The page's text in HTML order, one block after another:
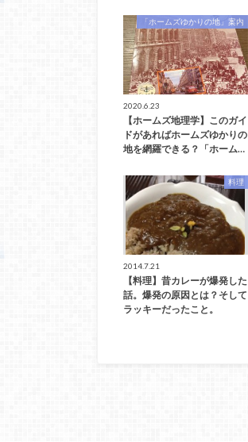
「ホームズゆかりの地」案内
2020.6.23
【ホームズ地理学】このガイ
ドがあればホームズゆかりの
地を網羅できる？「ホーム…
料理
2014.7.21
【料理】昔カレーが爆発した
話。爆発の原因とは？そして
ラッキーだったこと。